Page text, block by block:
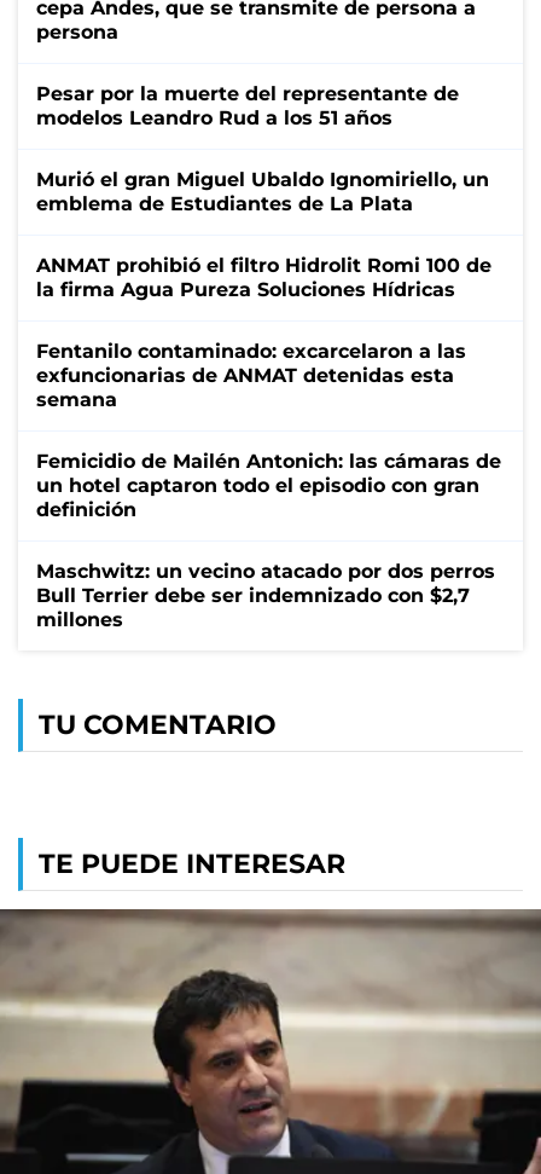
cepa Andes, que se transmite de persona a
persona
Pesar por la muerte del representante de
modelos Leandro Rud a los 51 años
Murió el gran Miguel Ubaldo Ignomiriello, un
emblema de Estudiantes de La Plata
ANMAT prohibió el filtro Hidrolit Romi 100 de
la firma Agua Pureza Soluciones Hídricas
Fentanilo contaminado: excarcelaron a las
exfuncionarias de ANMAT detenidas esta
semana
Femicidio de Mailén Antonich: las cámaras de
un hotel captaron todo el episodio con gran
definición
Maschwitz: un vecino atacado por dos perros
Bull Terrier debe ser indemnizado con $2,7
millones
TU COMENTARIO
TE PUEDE INTERESAR